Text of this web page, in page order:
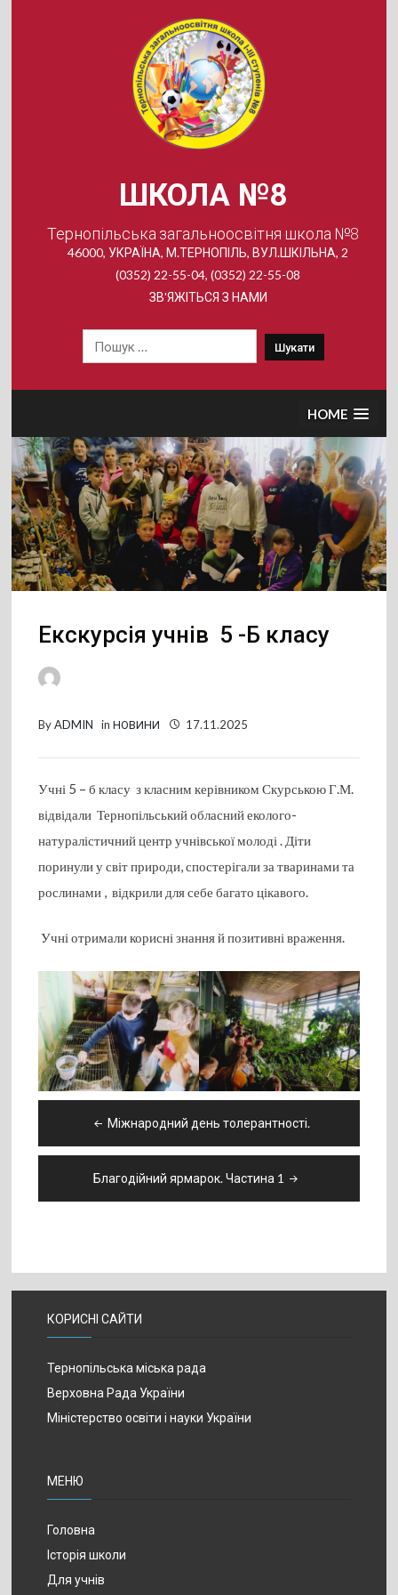
ШКОЛА №8
Тернопільська загальноосвітня школа №8
46000, УКРАЇНА, М.ТЕРНОПІЛЬ, ВУЛ.ШКІЛЬНА, 2
(0352) 22-55-04, (0352) 22-55-08
ЗВ'ЯЖІТЬСЯ З НАМИ
HOME
Екскурсія учнів 5 -Б класу
ByADMIN inНОВИНИ 17.11.2025
Учні 5 – б класу з класним керівником Скурською Г.М.
відвідали Тернопільський обласний еколого-
натуралістичний центр учнівської молоді . Діти
поринули у світ природи, спостерігали за тваринами та
рослинами , відкрили для себе багато цікавого.
Учні отримали корисні знання й позитивні враження.
записівМіжнародний день толерантності.
Благодійний ярмарок. Частина 1
КОРИСНІ САЙТИ
Тернопільська міська рада
Верховна Рада України
Міністерство освіти і науки України
МЕНЮ
Головна
Історія школи
Для учнів